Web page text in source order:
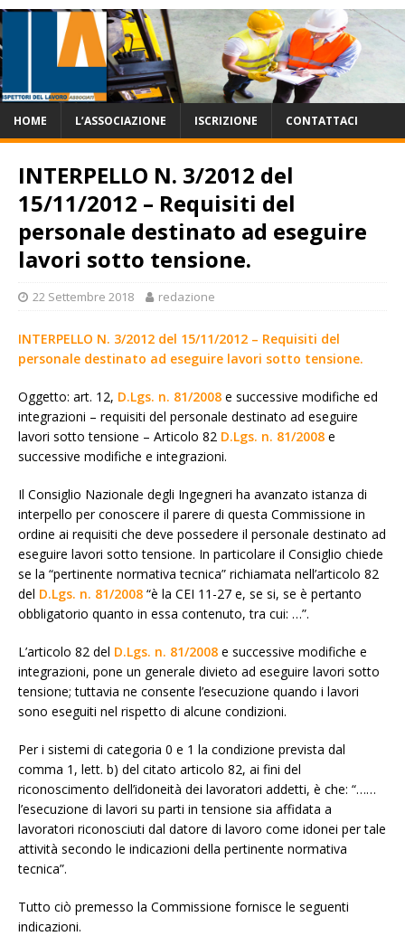
HOME L’ASSOCIAZIONE ISCRIZIONE CONTATTACI
INTERPELLO N. 3/2012 del
15/11/2012 – Requisiti del
personale destinato ad eseguire
lavori sotto tensione.
22 Settembre 2018 redazione
INTERPELLO N. 3/2012 del 15/11/2012 – Requisiti del
personale destinato ad eseguire lavori sotto tensione.
Oggetto: art. 12, D.Lgs. n. 81/2008 e successive modifiche ed
integrazioni – requisiti del personale destinato ad eseguire
lavori sotto tensione – Articolo 82 D.Lgs. n. 81/2008 e
successive modifiche e integrazioni.
Il Consiglio Nazionale degli Ingegneri ha avanzato istanza di
interpello per conoscere il parere di questa Commissione in
ordine ai requisiti che deve possedere il personale destinato ad
eseguire lavori sotto tensione. In particolare il Consiglio chiede
se la “pertinente normativa tecnica” richiamata nell’articolo 82
del D.Lgs. n. 81/2008 “è la CEI 11-27 e, se si, se è pertanto
obbligatorio quanto in essa contenuto, tra cui: …”.
L’articolo 82 del D.Lgs. n. 81/2008 e successive modifiche e
integrazioni, pone un generale divieto ad eseguire lavori sotto
tensione; tuttavia ne consente l’esecuzione quando i lavori
sono eseguiti nel rispetto di alcune condizioni.
Per i sistemi di categoria 0 e 1 la condizione prevista dal
comma 1, lett. b) del citato articolo 82, ai fini del
riconoscimento dell’idoneità dei lavoratori addetti, è che: “……
l’esecuzione di lavori su parti in tensione sia affidata a
lavoratori riconosciuti dal datore di lavoro come idonei per tale
attività secondo le indicazioni della pertinente normativa
tecnica”.
Tutto ciò premesso la Commissione fornisce le seguenti
indicazioni.